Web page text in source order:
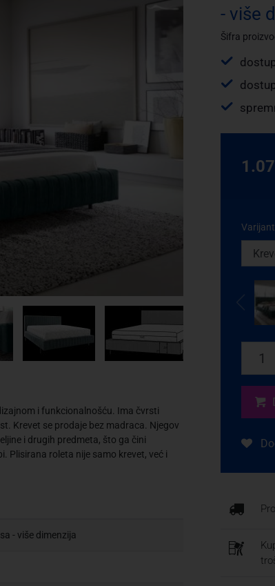
i funkcionalnošću. Ima čvrsti
Krevet se prodaje bez madraca. Njegov
i drugih predmeta, što ga čini
Plisirana roleta nije samo krevet, već i
- više dimenzija
- više
Šifra